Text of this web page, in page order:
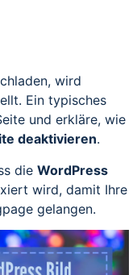
wird
Ein typisches
und erkläre, wie
deaktivieren.
die WordPress
wird, damit Ihre
gelangen.